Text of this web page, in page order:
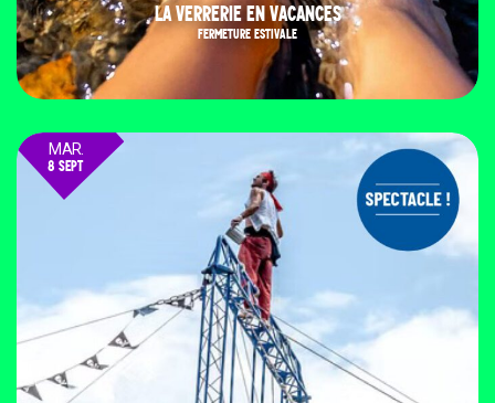
LA VERRERIE EN VACANCES
FERMETURE ESTIVALE
MAR.
8 SEPT